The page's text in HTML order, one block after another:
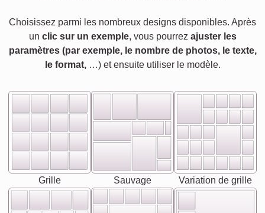
Choisissez parmi les nombreux designs disponibles. Après
un clic sur un exemple, vous pourrez ajuster les
paramètres (par exemple, le nombre de photos, le texte,
le format,…) et ensuite utiliser le modèle.
Grille Sauvage Variation de grille